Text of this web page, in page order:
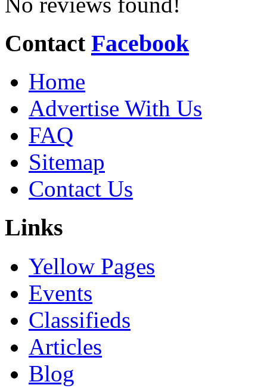
Contact Facebook
Home
Advertise With Us
FAQ
Sitemap
Contact Us
Links
Yellow Pages
Events
Classifieds
Articles
Blog